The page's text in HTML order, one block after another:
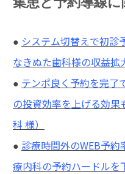
● システム切替えで初診
なきぬた歯科様の収益拡
● テンポ良く予約を完了
の投資効率を上げる効
科 様）
● 診療時間外のWEB予
療内科の予約ハードルを